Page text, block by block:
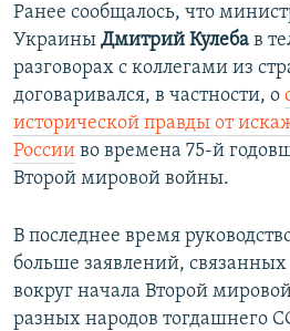
Ранее сообщалось, что
Украины Дмитрий Кулеба в
разговорах с коллегами из
договаривался, в частности, о
исторической правды от
России во времена 75-й
Второй мировой войны.
В последнее время
больше заявлений, связанных
вокруг начала Второй
разных народов тогдашнего